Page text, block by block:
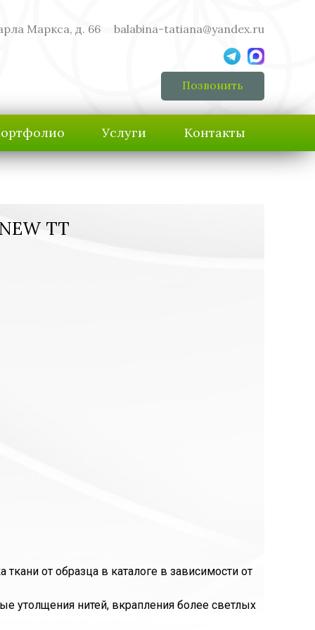
Маркса, д. 66 balabina-tatiana@yandex.ru
Позвонить
Услуги Контакты
TT
от образца в каталоге в зависимости от
утолщения нитей, вкрапления более светлых